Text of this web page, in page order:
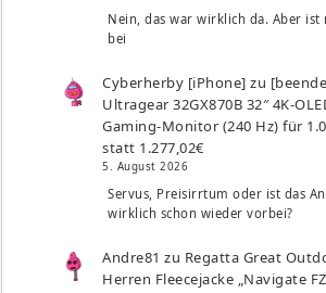
Nein, das war wirklich da. Aber ist
bei
Cyberherby [iPhone] zu
Ultragear 32GX870B 32″ 4K-
Gaming-Monitor (240 Hz) für
statt 1.277,02€
5. August 2026
Servus, Preisirrtum oder ist das
wirklich schon wieder vorbei?
Andre81 zu Regatta Great
Herren Fleecejacke „Navigate